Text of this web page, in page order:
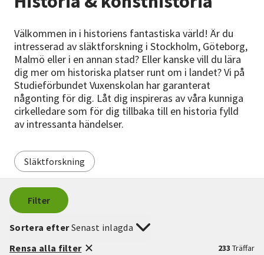
Nyheter
Avdelningar
Lyssna
Välkommen in i historiens fantastiska värld! Är du
intresserad av släktforskning i Stockholm, Göteborg,
Malmö eller i en annan stad? Eller kanske vill du lära
dig mer om historiska platser runt om i landet? Vi på
Studieförbundet Vuxenskolan har garanterat
någonting för dig. Låt dig inspireras av våra kunniga
cirkelledare som för dig tillbaka till en historia fylld
av intressanta händelser.
Släktforskning
Filter
233 Träffar
Sortera efterSenast inlagda
Rensa alla filter